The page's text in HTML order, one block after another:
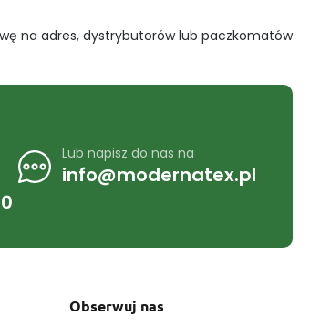
na adres, dystrybutorów lub paczkomatów
Lub napisz do nas na
info@modernatex.pl
Obserwuj nas